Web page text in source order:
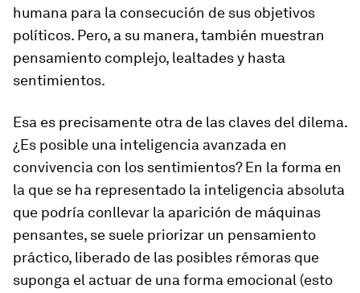
humana para la consecución de sus objetivos
políticos. Pero, a su manera, también muestran
pensamiento complejo, lealtades y hasta
sentimientos.
Esa es precisamente otra de las claves del dilema.
¿Es posible una inteligencia avanzada en
convivencia con los sentimientos? En la forma en
la que se ha representado la inteligencia absoluta
que podría conllevar la aparición de máquinas
pensantes, se suele priorizar un pensamiento
práctico, liberado de las posibles rémoras que
suponga el actuar de una forma emocional (esto